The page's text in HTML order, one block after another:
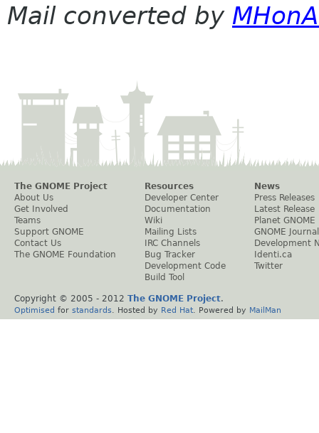
Mail converted by
The GNOME Project
About Us
Get Involved
Teams
Support GNOME
Contact Us
The GNOME Foundation
Resources
Developer Center
Documentation
Wiki
Mailing Lists
IRC Channels
Bug Tracker
Development Code
Build Tool
News
Press Releases
Latest Release
Planet GNOME
GNOME Journal
Development
Identi.ca
Twitter
Copyright © 2005 - 2012 The GNOME Project.
Optimised for standards . Hosted by Red Hat . Powered by MailMan